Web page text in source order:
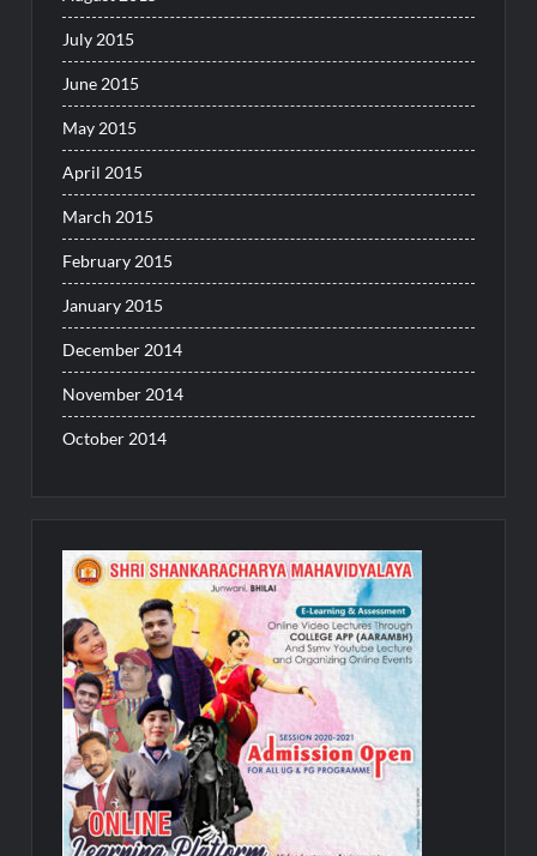
July 2015
June 2015
May 2015
April 2015
March 2015
February 2015
January 2015
December 2014
November 2014
October 2014